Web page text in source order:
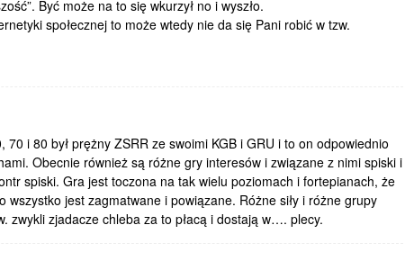
Być może na to się wkurzył no i wyszło.
społecznej to może wtedy nie da się Pani robić w tzw.
70 i 80 był prężny ZSRR ze swoimi KGB i GRU i to on odpowiednio
Obecnie również są różne gry interesów i związane z nimi spiski i
spiski. Gra jest toczona na tak wielu poziomach i fortepianach, że
wszystko jest zagmatwane i powiązane. Różne siły i różne grupy
zwykli zjadacze chleba za to płacą i dostają w…. plecy.